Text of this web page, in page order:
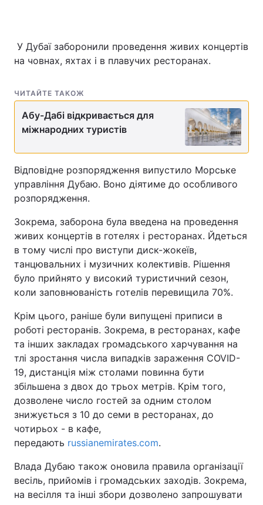
У Дубаї заборонили проведення живих концертів
на човнах, яхтах і в плавучих ресторанах.
ЧИТАЙТЕ ТАКОЖ
Абу-Дабі відкривається для
міжнародних туристів
Відповідне розпорядження випустило Морське
управління Дубаю. Воно діятиме до особливого
розпорядження.
Зокрема, заборона була введена на проведення
живих концертів в готелях і ресторанах. Йдеться
в тому числі про виступи диск-жокеїв,
танцювальних і музичних колективів. Рішення
було прийнято у високий туристичний сезон,
коли заповнюваність готелів перевищила 70%.
Крім цього, раніше були випущені приписи в
роботі ресторанів. Зокрема, в ресторанах, кафе
та інших закладах громадського харчування на
тлі зростання числа випадків зараження COVID-
19, дистанція між столами повинна бути
збільшена з двох до трьох метрів. Крім того,
дозволене число гостей за одним столом
знижується з 10 до семи в ресторанах, до
чотирьох - в кафе,
передають russianemirates.com.
Влада Дубаю також оновила правила організації
весіль, прийомів і громадських заходів. Зокрема,
на весілля та інші збори дозволено запрошувати